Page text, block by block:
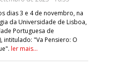
dias 3 e 4 de novembro, na
da Universidade de Lisboa,
Portuguesa de
intitulado: "Va Pensiero: O
ler mais...